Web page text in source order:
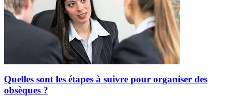
Quelles sont les étapes à suivre pour organiser des
obsèques ?